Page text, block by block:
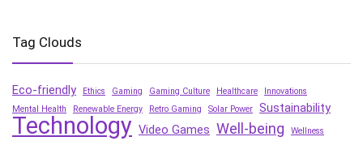
Tag Clouds
Eco-friendly Ethics Gaming Gaming Culture Healthcare
Innovations
Mental Health
Renewable Energy Retro Gaming Solar Power Sustainability
Technology Video Games Well-being Wellness